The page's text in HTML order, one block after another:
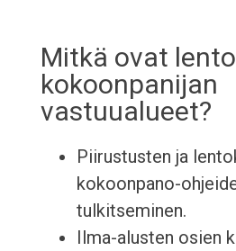
Mitkä ovat
kokoonpanijan
vastuualueet?
Piirustusten ja
kokoonpano-
tulkitseminen.
Ilma-alusten osien